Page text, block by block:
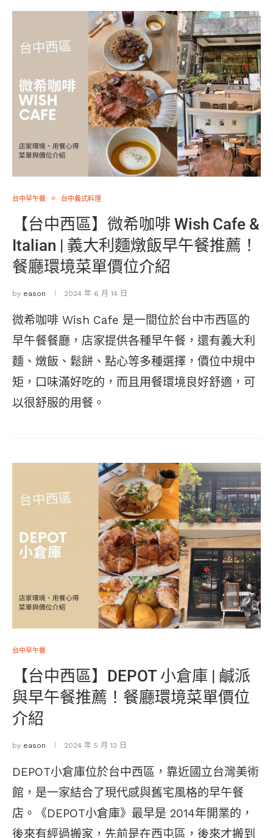
台中早午餐 台中義式料理
【台中西區】微希咖啡 Wish Cafe &
Italian | 義大利麵燉飯早午餐推薦！
餐廳環境菜單價位介紹
by eason 2024 年 6 月 14 日
微希咖啡 Wish Cafe 是一間位於台中市西區的
早午餐餐廳，店家提供各種早午餐，還有義大利
麵、燉飯、鬆餅、點心等多種選擇，價位中規中
矩，口味滿好吃的，而且用餐環境良好舒適，可
以很舒服的用餐。
台中早午餐
【台中西區】DEPOT 小倉庫 | 鹹派
與早午餐推薦！餐廳環境菜單價位
介紹
by eason 2024 年 5 月 13 日
DEPOT小倉庫位於台中西區，靠近國立台灣美術
館，是一家結合了現代感與舊宅風格的早午餐
店。《DEPOT小倉庫》最早是 2014年開業的，
後來有經過搬家，先前是在西屯區，後來才搬到